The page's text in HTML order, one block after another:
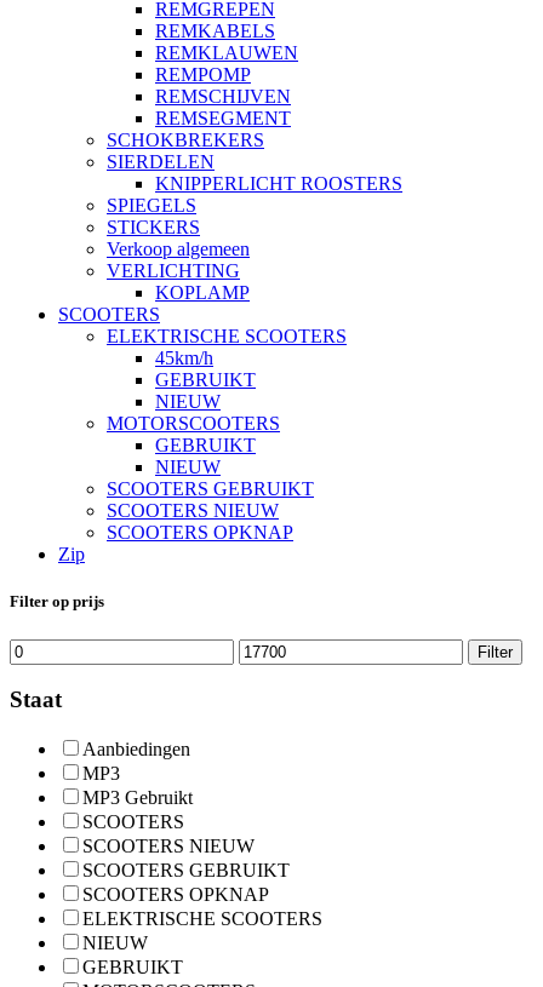
REMGREPEN
REMKABELS
REMKLAUWEN
REMPOMP
REMSCHIJVEN
REMSEGMENT
SCHOKBREKERS
SIERDELEN
KNIPPERLICHT ROOSTERS
SPIEGELS
STICKERS
Verkoop algemeen
VERLICHTING
KOPLAMP
SCOOTERS
ELEKTRISCHE SCOOTERS
45km/h
GEBRUIKT
NIEUW
MOTORSCOOTERS
GEBRUIKT
NIEUW
SCOOTERS GEBRUIKT
SCOOTERS NIEUW
SCOOTERS OPKNAP
Zip
Filter op prijs
Min.
prijs
Max.
prijs
Filter
Staat
Aanbiedingen
MP3
MP3 Gebruikt
SCOOTERS
SCOOTERS NIEUW
SCOOTERS GEBRUIKT
SCOOTERS OPKNAP
ELEKTRISCHE SCOOTERS
NIEUW
GEBRUIKT